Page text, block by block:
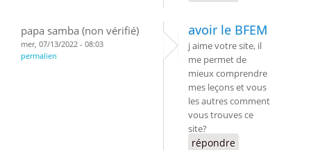
papa samba (non vérifié)
mer, 07/13/2022 - 08:03
permalien
avoir le BFEM
j aime votre site, il
me permet de
mieux comprendre
mes leçons et vous
les autres comment
vous trouves ce
site?
répondre